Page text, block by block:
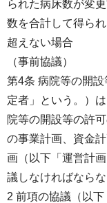
られた病床数が変
数を合計して得ら
超えない場合
（事前協議）
第4条 病院等の開
定者」という。）
院等の開設等の許
の事業計画、資金
画（以下「運営計
議しなければならな
2 前項の協議（以